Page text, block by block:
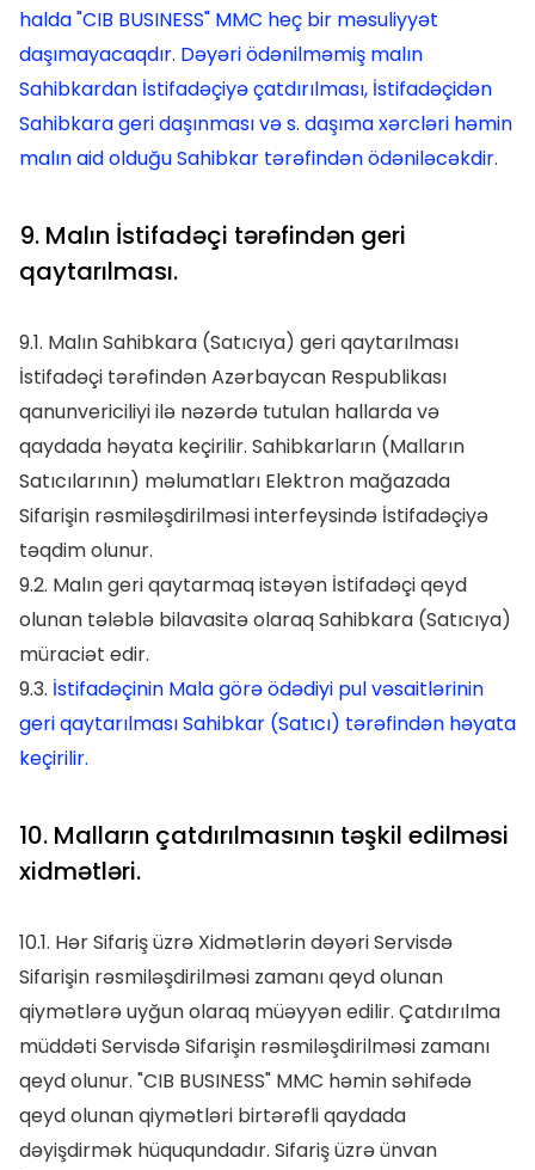
halda "CIB BUSINESS" MMC heç bir məsuliyyət
daşımayacaqdır. Dəyəri ödənilməmiş malın
Sahibkardan İstifadəçiyə çatdırılması, İstifadəçidən
Sahibkara geri daşınması və s. daşıma xərcləri həmin
malın aid olduğu Sahibkar tərəfindən ödəniləcəkdir.
9. Malın İstifadəçi tərəfindən geri
qaytarılması.
9.1. Malın Sahibkara (Satıcıya) geri qaytarılması
İstifadəçi tərəfindən Azərbaycan Respublikası
qanunvericiliyi ilə nəzərdə tutulan hallarda və
qaydada həyata keçirilir. Sahibkarların (Malların
Satıcılarının) məlumatları Elektron mağazada
Sifarişin rəsmiləşdirilməsi interfeysində İstifadəçiyə
təqdim olunur.
9.2. Malın geri qaytarmaq istəyən İstifadəçi qeyd
olunan tələblə bilavasitə olaraq Sahibkara (Satıcıya)
müraciət edir.
9.3. İstifadəçinin Mala görə ödədiyi pul vəsaitlərinin
geri qaytarılması Sahibkar (Satıcı) tərəfindən həyata
keçirilir.
10. Malların çatdırılmasının təşkil edilməsi
xidmətləri.
10.1. Hər Sifariş üzrə Xidmətlərin dəyəri Servisdə
Sifarişin rəsmiləşdirilməsi zamanı qeyd olunan
qiymətlərə uyğun olaraq müəyyən edilir. Çatdırılma
müddəti Servisdə Sifarişin rəsmiləşdirilməsi zamanı
qeyd olunur. "CIB BUSINESS" MMC həmin səhifədə
qeyd olunan qiymətləri birtərəfli qaydada
dəyişdirmək hüququndadır. Sifariş üzrə ünvan